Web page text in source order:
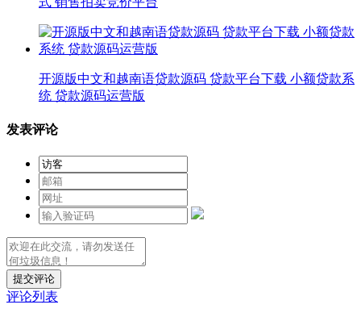
开源版中文和越南语贷款源码 贷款平台下载 小额贷款系
统 贷款源码运营版
发表评论
提交评论
评论列表